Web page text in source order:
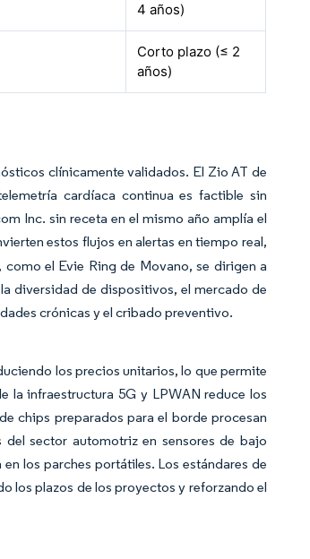
4 años)
Corto plazo (≤ 2
años)
clínicamente validados. El Zio AT de
cardíaca continua es factible sin
Inc. sin receta en el mismo año amplía el
estos flujos en alertas en tiempo real,
el Evie Ring de Movano, se dirigen a
diversidad de dispositivos, el mercado de
crónicas y el cribado preventivo.
los precios unitarios, lo que permite
la infraestructura 5G y LPWAN reduce los
chips preparados para el borde procesan
sector automotriz en sensores de bajo
los parches portátiles. Los estándares de
los plazos de los proyectos y reforzando el